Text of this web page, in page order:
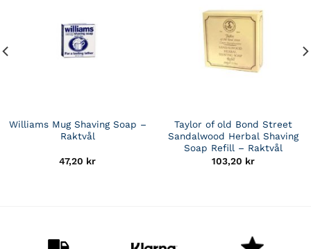
Williams Mug Shaving Soap –
Raktvål
47,20 kr
Taylor of old Bond Street
Sandalwood Herbal Shaving
Soap Refill – Raktvål
103,20 kr